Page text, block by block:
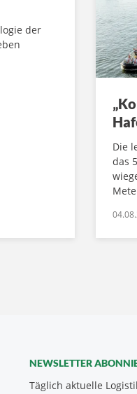
der
Die
das
NEWSLETTER
Täglich aktuelle